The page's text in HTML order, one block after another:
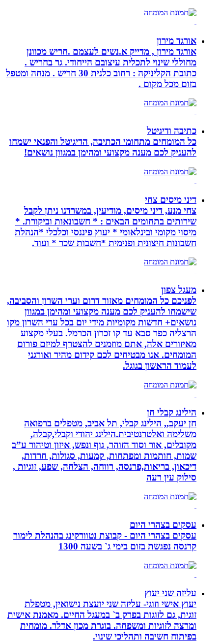
אורגד מירון
אורגד מירון , מדייק א.נשים לעצמם .חריש מכוונן
מחוללי שינוי לתכלית עיצובם הייחודי. גר בחריש .
כתובת הקליניקה : רחוב כלנית 30 חריש . מנחה ומטפל
בזום מכל מקום .
כתיבה ודיגיטל
כל המומחים מתחומי הכתיבה, הדיגיטל והפנאי ישמחו
להעניק לכם מענה מקצועי ומהימן במגוון נושאים!
דיני מיסים צחי
צחי מנע, דיני מיסים, מודיעין, במשרדנו ניתן לקבל
שירותים בתחומים הבאים : * חשבונאות וביקורת. *
מיסוי מקומי ובינלאומי * יעוץ פיננסי וכלכלי *הנהלת
חשבונות חיצונית ופנימית *חשבות שכר * ועוד.
מעגל צפון
לפניכם כל המומחים מאזור דרום וערי השרון והסביבה,
שישמחו להעניק לכם מענה מקצועי ומהימן במגוון
נושאים+ חדשות מקומיות מידי יום בכל ערי השרון מקו
הרצליה כפר סבא עד קו זכרון הכרמל. בעלי מקצוע
מאיזורים אלה, אתם מוזמנים להצטרף למיזם פורום
המומחים. אנו מבטיחים לכם קידום מהיר ואורגני
לעמוד הראשון בגוגל.
הילינג קבלי חן
חן יעקב,, הילינג קבלי, תל אביב, מטפלים ברפואה
משלימה ואלטרנטיבית.הילינג יהודי וקבלי,קבלה,
מקובלים, אור וסוד הזוהר, גוף ונפש, איזון וטיהור ע”ב
שמות, חותמות ומפתחות, קמעות, סגולות, חרדות,
דיכאון, בריאות,פרנסה, רווחה, הצלחה, שפע, זוגיות ,
סילוק עין רעה
עסקים בצהרי היום
עסקים בצהרי היום - קבוצת נטוורקינג בהנהלת לימור
קרנסה נפגשת בזום בימי ג` בשעה 1300
עליזה שני יעוץ
יעוץ אישי וזוגי- עליזה שני יועצת נישואין, מטפלת
זוגית, גם לזוגות בפרק ב` במעגל החיים. מאמנת אישית
ומרצה לזוגיות ומשפחה. בוגרת מכון אדלר. מומחית
בפיתוח חשיבה ותהליכי שינוי.